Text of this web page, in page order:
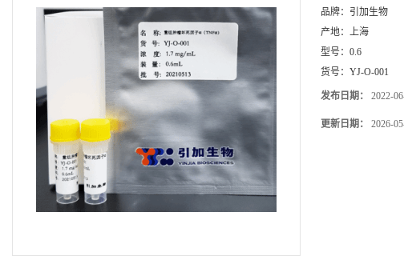
品牌： 引加生物
产地： 上海
型号： 0.6
货号： YJ-O-001
发布日期： 2022-
更新日期： 2026-